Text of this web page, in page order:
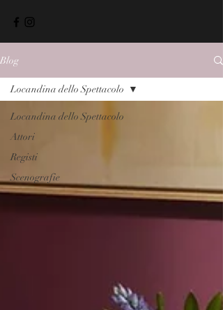
Blog
Locandina dello Spettacolo
Attori
Registi
Scenografie
Locandina dello Spettacolo